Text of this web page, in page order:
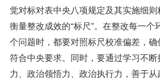
觉对标对表中央八项规定及其实施细
衡量整改成效的“标尺”。在整改每一个
个问题时，都要对照标尺校准偏差，
符合中央要求。同时，要通过学习不
力、政治领悟力、政治执行力，善于